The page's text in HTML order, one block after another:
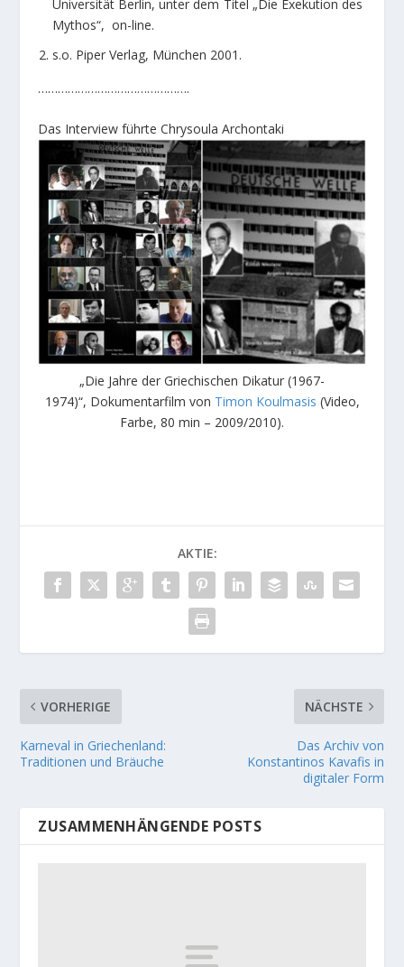
Universität Berlin, unter dem Titel „Die Exekution des
Mythos“, on-line.
s.o. Piper Verlag, München 2001.
……………………………………….
Das Interview führte Chrysoula Archontaki
„Die Jahre der Griechischen Dikatur (1967-
1974)“, Dokumentarfilm von Timon Koulmasis (Video,
Farbe, 80 min – 2009/2010).
AKTIE:
VORHERIGE
Karneval in Griechenland:
Traditionen und Bräuche
NÄCHSTE
Das Archiv von
Konstantinos Kavafis in
digitaler Form
ZUSAMMENHÄNGENDE POSTS